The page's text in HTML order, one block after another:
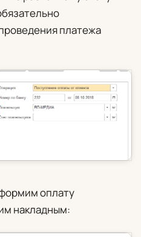
платежа
оплату
накладным: